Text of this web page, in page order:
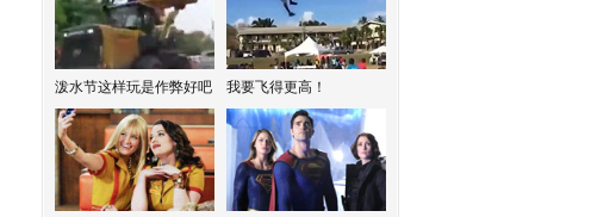
泼水节这样玩是作弊好吧 我要飞得更高！